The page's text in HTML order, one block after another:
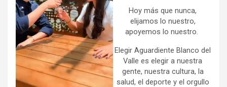
Hoy más que nunca,
elijamos lo nuestro,
apoyemos lo nuestro.
Elegir Aguardiente Blanco del
Valle es elegir a nuestra
gente, nuestra cultura, la
salud, el deporte y el orgullo